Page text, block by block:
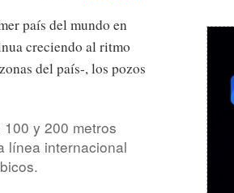
país del mundo en
creciendo al ritmo
del país-, los pozos
y 200 metros
línea internacional